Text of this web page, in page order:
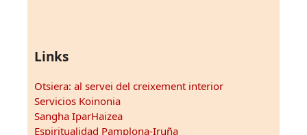
Links
Otsiera: al servei del creixement interior
Servicios Koinonia
Sangha IparHaizea
Espiritualidad Pamplona-Iruña